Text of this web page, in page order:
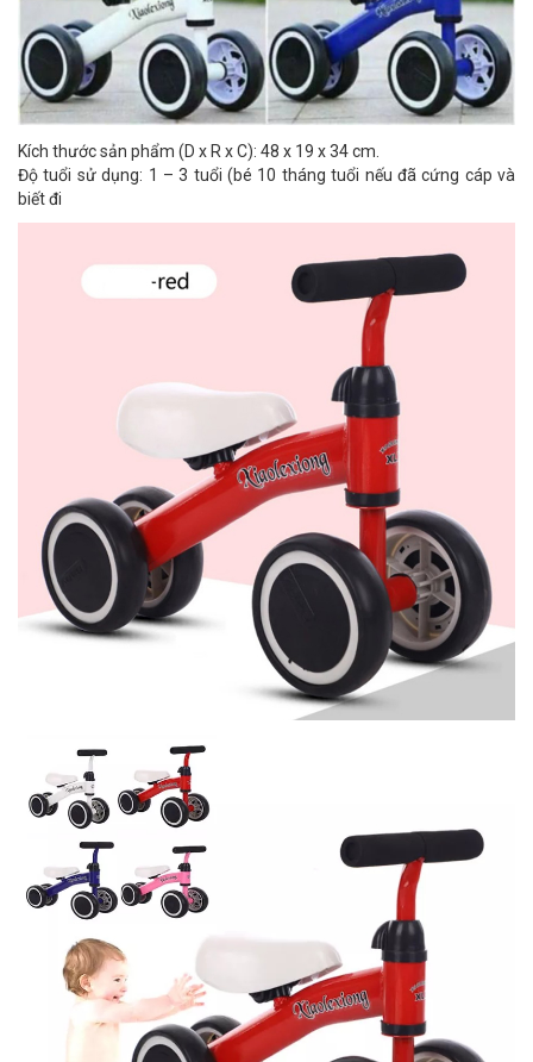
Kích thước sản phẩm (D x R x C): 48 x 19 x 34 cm.
Độ tuổi sử dụng: 1 – 3 tuổi (bé 10 tháng tuổi nếu đã cứng cáp và
biết đi